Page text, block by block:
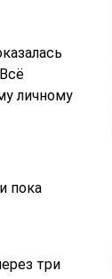
личному
пока
три